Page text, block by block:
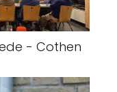
- Cothen